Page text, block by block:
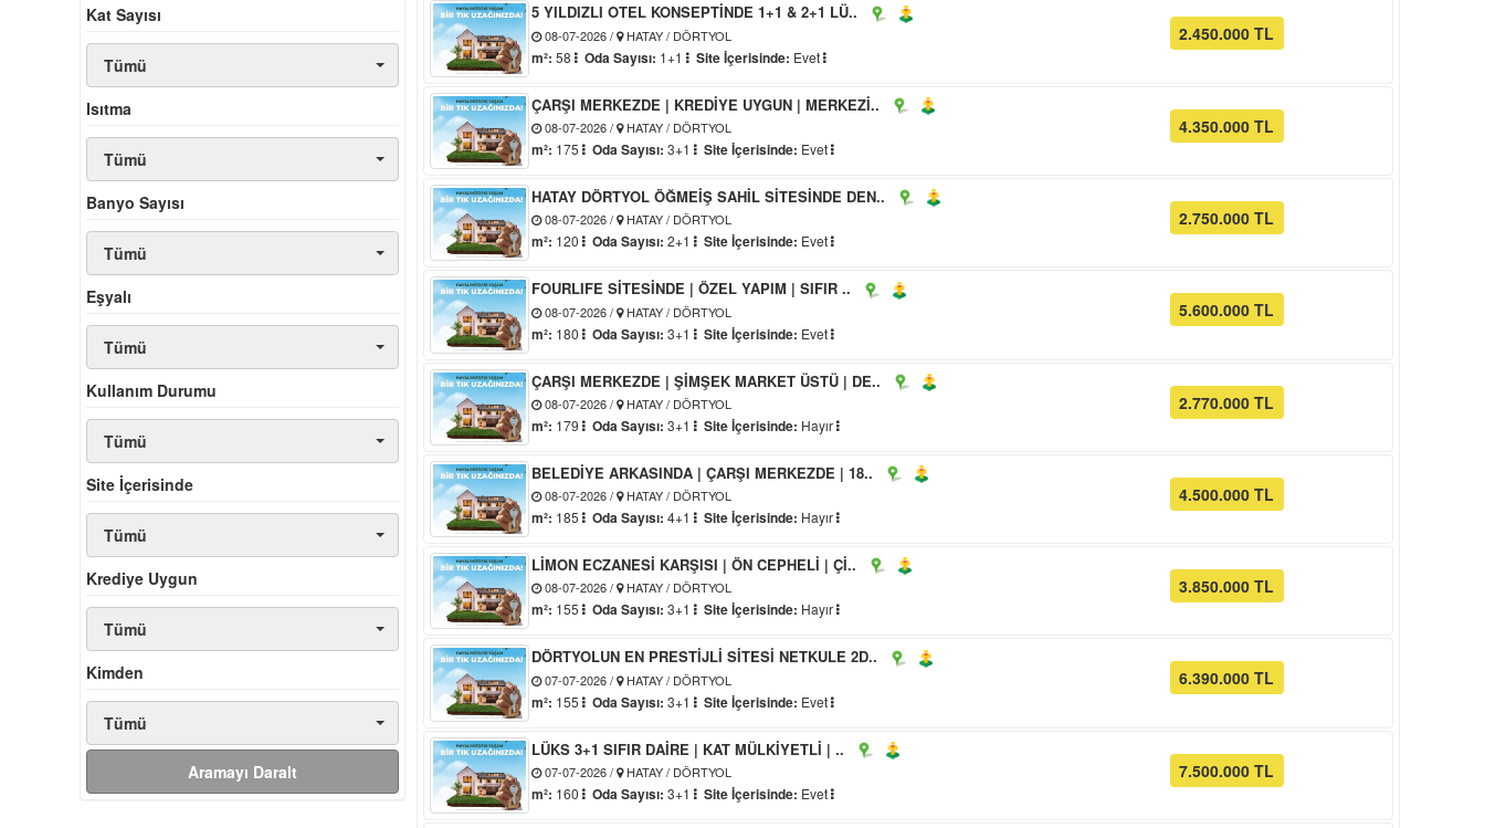
Kat Sayısı
Tümü
Isıtma
Tümü
Banyo Sayısı
Tümü
Eşyalı
Tümü
Kullanım Durumu
Tümü
Site İçerisinde
Tümü
Krediye Uygun
Tümü
Kimden
Tümü
Aramayı Daralt
5 YILDIZLI OTEL KONSEPTİNDE 1+1 & 2+1 LÜ..
08-07-2026 / HATAY / DÖRTYOL
m²: 58 Oda Sayısı: 1+1 Site İçerisinde: Evet
2.450.000 TL
ÇARŞI MERKEZDE | KREDİYE UYGUN | MERKEZİ..
08-07-2026 / HATAY / DÖRTYOL
m²: 175 Oda Sayısı: 3+1 Site İçerisinde: Evet
4.350.000 TL
HATAY DÖRTYOL ÖĞMEİŞ SAHİL SİTESİNDE DEN..
08-07-2026 / HATAY / DÖRTYOL
m²: 120 Oda Sayısı: 2+1 Site İçerisinde: Evet
2.750.000 TL
FOURLIFE SİTESİNDE | ÖZEL YAPIM | SIFIR ..
08-07-2026 / HATAY / DÖRTYOL
m²: 180 Oda Sayısı: 3+1 Site İçerisinde: Evet
5.600.000 TL
ÇARŞI MERKEZDE | ŞİMŞEK MARKET ÜSTÜ | DE..
08-07-2026 / HATAY / DÖRTYOL
m²: 179 Oda Sayısı: 3+1 Site İçerisinde: Hayır
2.770.000 TL
BELEDİYE ARKASINDA | ÇARŞI MERKEZDE | 18..
08-07-2026 / HATAY / DÖRTYOL
m²: 185 Oda Sayısı: 4+1 Site İçerisinde: Hayır
4.500.000 TL
LİMON ECZANESİ KARŞISI | ÖN CEPHELİ | Çİ..
08-07-2026 / HATAY / DÖRTYOL
m²: 155 Oda Sayısı: 3+1 Site İçerisinde: Hayır
3.850.000 TL
DÖRTYOLUN EN PRESTİJLİ SİTESİ NETKULE 2D..
07-07-2026 / HATAY / DÖRTYOL
m²: 155 Oda Sayısı: 3+1 Site İçerisinde: Evet
6.390.000 TL
LÜKS 3+1 SIFIR DAİRE | KAT MÜLKİYETLİ | ..
07-07-2026 / HATAY / DÖRTYOL
m²: 160 Oda Sayısı: 3+1 Site İçerisinde: Evet
7.500.000 TL